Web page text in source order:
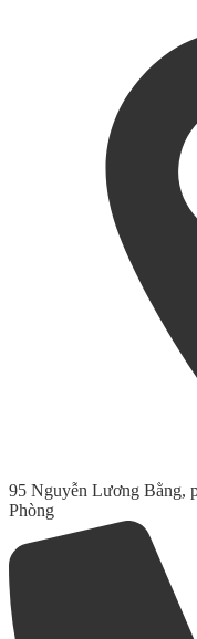
95 Nguyễn Lương Bằng,
Phòng